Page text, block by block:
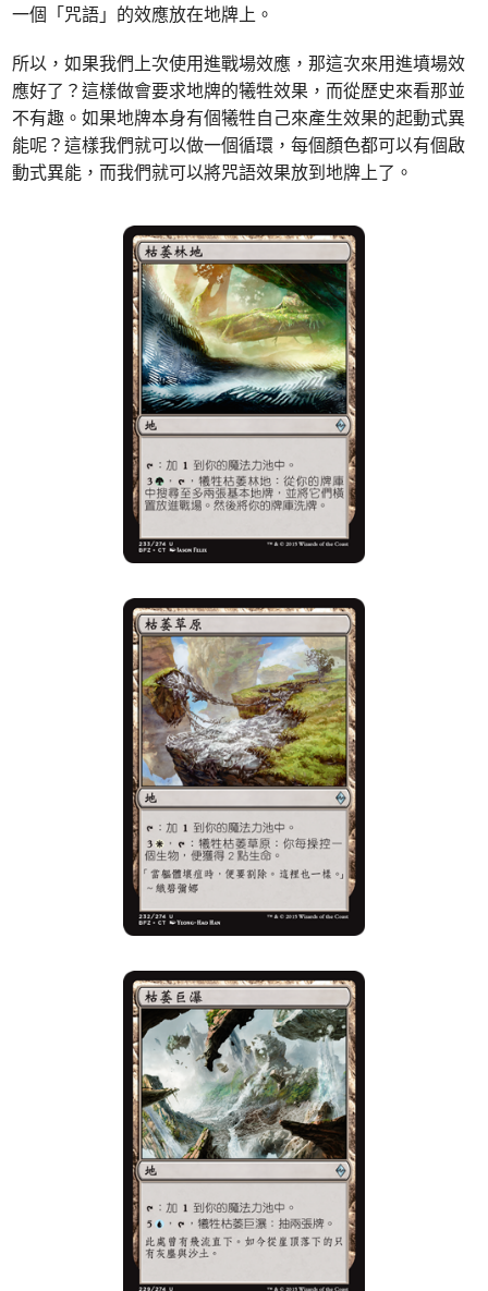
一個「咒語」的效應放在地牌上。
所以，如果我們上次使用進戰場效應，那這次來用進墳場效
應好了？這樣做會要求地牌的犧牲效果，而從歷史來看那並
不有趣。如果地牌本身有個犧牲自己來產生效果的起動式異
能呢？這樣我們就可以做一個循環，每個顏色都可以有個啟
動式異能，而我們就可以將咒語效果放到地牌上了。